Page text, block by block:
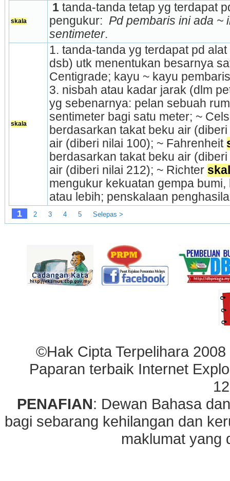
skala
1 tanda-tanda tetap yg terdapat
pengukur: Pd pembaris ini ada ~
sentimeter.
skala
1. tanda-tanda yg terdapat pd
dsb) utk menentukan besarnya
Centigrade; kayu ~ kayu
3. nisbah atau kadar jarak (dlm
yg sebenarnya: pelan sebuah
sentimeter bagi satu meter; ~
berdasarkan takat beku air
air (diberi nilai 100); ~ Fahrenheit
berdasarkan takat beku air
air (diberi nilai 212); ~ Rich­ter
mengukur kekuatan gempa
atau lebih; penskalaan
1 2 3 4 5 Selepas >
©Hak Cipta Terpelihara
Paparan terbaik Internet
PENAFIAN: Dewan Bahasa
bagi sebarang kehilangan dan
maklumat yang